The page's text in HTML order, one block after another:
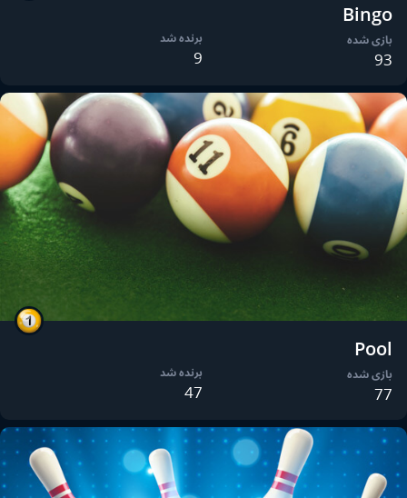
Bingo
بازی شده
93
برنده شد
9
Pool
بازی شده
77
برنده شد
47